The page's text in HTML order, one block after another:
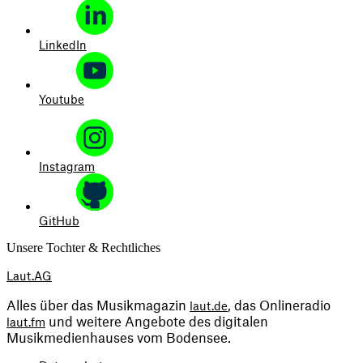
LinkedIn
Youtube
Instagram
GitHub
Unsere Tochter & Rechtliches
Laut.AG
Alles über das Musikmagazin laut.de
laut.fm und weitere Angebote des digitalen
Musikmedienhauses vom Bodensee.